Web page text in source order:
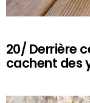
20/ Derrière
cachent des